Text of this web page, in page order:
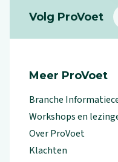
Volg ProVoet
Meer ProVoet
Branche
Workshops en
Over ProVoet
Klachten